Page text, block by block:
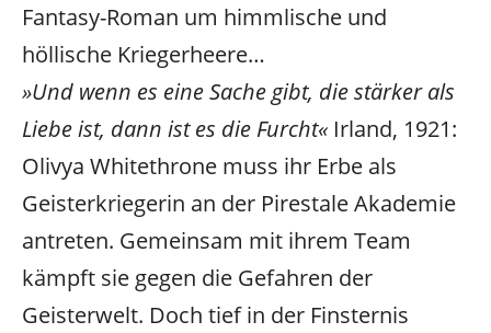
Fantasy-Roman um himmlische und
höllische Kriegerheere…
»Und wenn es eine Sache gibt, die stärker als
Liebe ist, dann ist es die Furcht« Irland, 1921:
Olivya Whitethrone muss ihr Erbe als
Geisterkriegerin an der Pirestale Akademie
antreten. Gemeinsam mit ihrem Team
kämpft sie gegen die Gefahren der
Geisterwelt. Doch tief in der Finsternis